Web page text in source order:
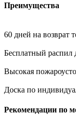
Преимущества
60 дней на возврат
Бесплатный распил
Высокая
Доска по
Рекомендации по